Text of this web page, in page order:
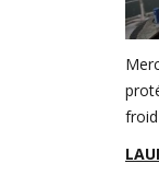
froid